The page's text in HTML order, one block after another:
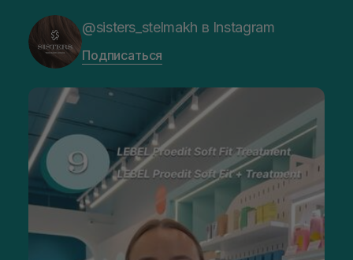
@sisters_stelmakh в Instagram
Подписаться